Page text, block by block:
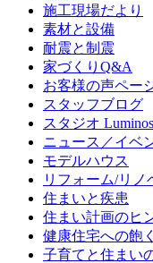
施工現場だより
素材と設備
耐震と制震
家づくりQ&A
お客様の声ペー
スタッフブログ
スタジオ
ニュース／イベ
モデルハウス
リフォーム/リノ
住まいと疾患
住まい計画のヒ
健康住宅への飽
子育てと住まい